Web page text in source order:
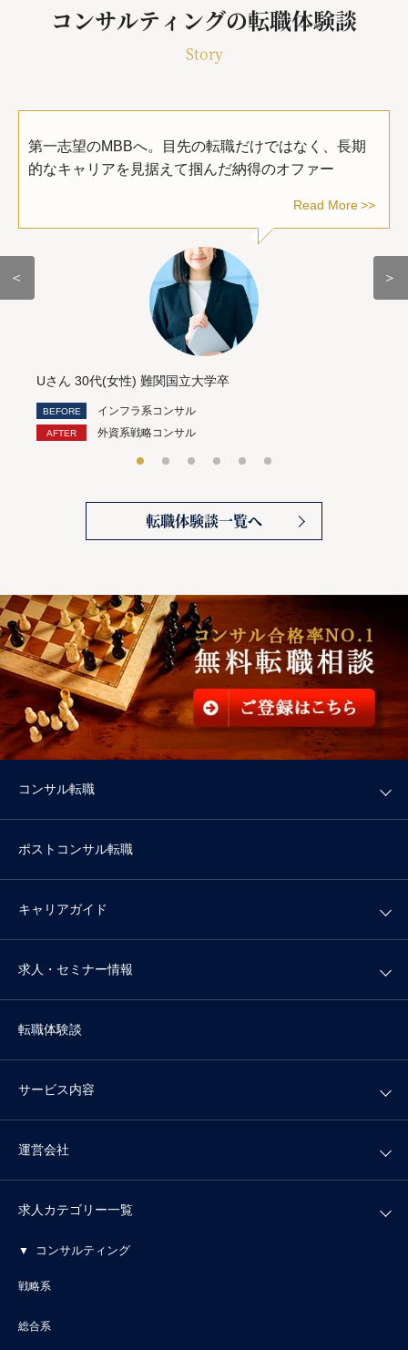
コンサルティングの転職体験談
Story
＜
第一志望のMBBへ。目先の転職だけではなく、長期
的なキャリアを見据えて掴んだ納得のオファー
Read More
Uさん 30代(女性) 難関国立大学卒
インフラ系コンサル
外資系戦略コンサル
＞
転職体験談一覧へ
コンサル転職
ポストコンサル転職
キャリアガイド
求人・セミナー情報
転職体験談
サービス内容
運営会社
求人カテゴリー一覧
コンサルティング
戦略系
総合系